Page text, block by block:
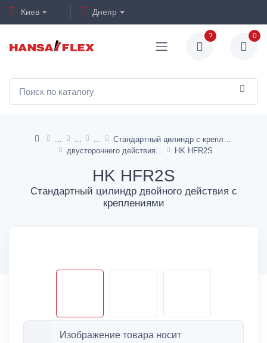
Киев Днепр
? 0
двустороннего действия
HK HFR2S
HK HFR2S
Стандартный цилиндр двойного действия с
креплениями
Изображение товара носит